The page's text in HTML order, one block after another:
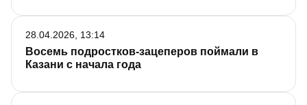
Восемь подростков-зацеперов поймали в
Казани с начала года
28.04.2026, 13:14